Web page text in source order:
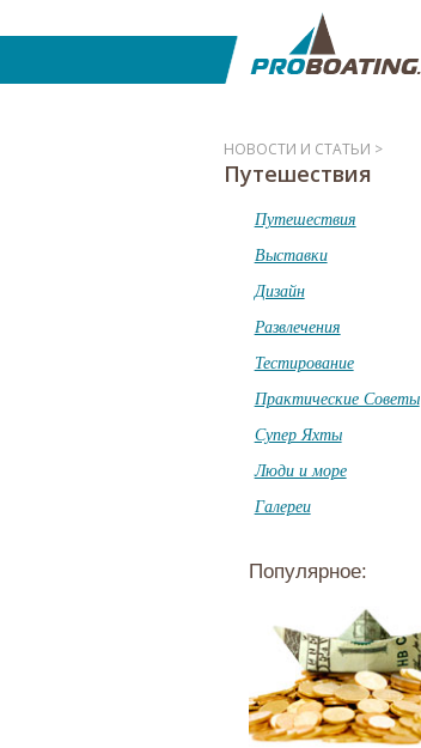
НОВОСТИ И СТАТЬИ >
Путешествия
Путешествия
Выставки
Дизайн
Развлечения
Тестирование
Практические Советы
Супер Яхты
Люди и море
Галереи
Популярное: